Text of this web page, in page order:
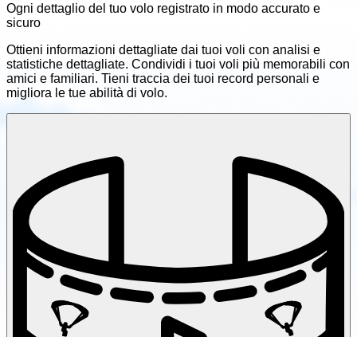
Ogni dettaglio del tuo volo registrato in modo accurato e
sicuro
Ottieni informazioni dettagliate dai tuoi voli con analisi e
statistiche dettagliate. Condividi i tuoi voli più memorabili con
amici e familiari. Tieni traccia dei tuoi record personali e
migliora le tue abilità di volo.